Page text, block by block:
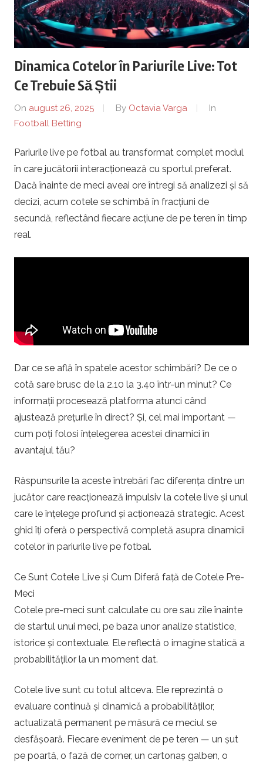
r
a
P
l
o
i
e
s
r
o
–
P
a
r
i
u
r
i
p
e
f
o
t
Dinamica Cotelor în Pariurile Live: Tot
Ce Trebuie Să Știi
On august 26, 2025 By Octavia Varga
In
Football Betting
Pariurile live pe fotbal au transformat complet modul
în care jucătorii interacționează cu sportul preferat.
Dacă înainte de meci aveai ore întregi să analizezi și să
decizi, acum cotele se schimbă în fracțiuni de
secundă, reflectând fiecare acțiune de pe teren în timp
real.
Dar ce se află în spatele acestor schimbări? De ce o
cotă sare brusc de la 2.10 la 3.40 într-un minut? Ce
informații procesează platforma atunci când
ajustează prețurile în direct? Și, cel mai important —
cum poți folosi înțelegerea acestei dinamici în
avantajul tău?
Răspunsurile la aceste întrebări fac diferența dintre un
jucător care reacționează impulsiv la cotele live și unul
care le înțelege profund și acționează strategic. Acest
ghid îți oferă o perspectivă completă asupra dinamicii
cotelor în pariurile live pe fotbal.
Ce Sunt Cotele Live și Cum Diferă față de Cotele Pre-
Meci
Cotele pre-meci sunt calculate cu ore sau zile înainte
de startul unui meci, pe baza unor analize statistice,
istorice și contextuale. Ele reflectă o imagine statică a
probabilităților la un moment dat.
Cotele live sunt cu totul altceva. Ele reprezintă o
evaluare continuă și dinamică a probabilităților,
actualizată permanent pe măsură ce meciul se
desfășoară. Fiecare eveniment de pe teren — un șut
pe poartă, o fază de corner, un cartonaș galben, o